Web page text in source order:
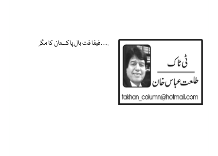
فیفا فٹ بال پاکستان کا مگر….